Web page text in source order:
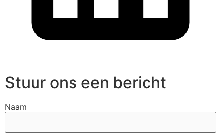
Stuur ons een bericht
Naam